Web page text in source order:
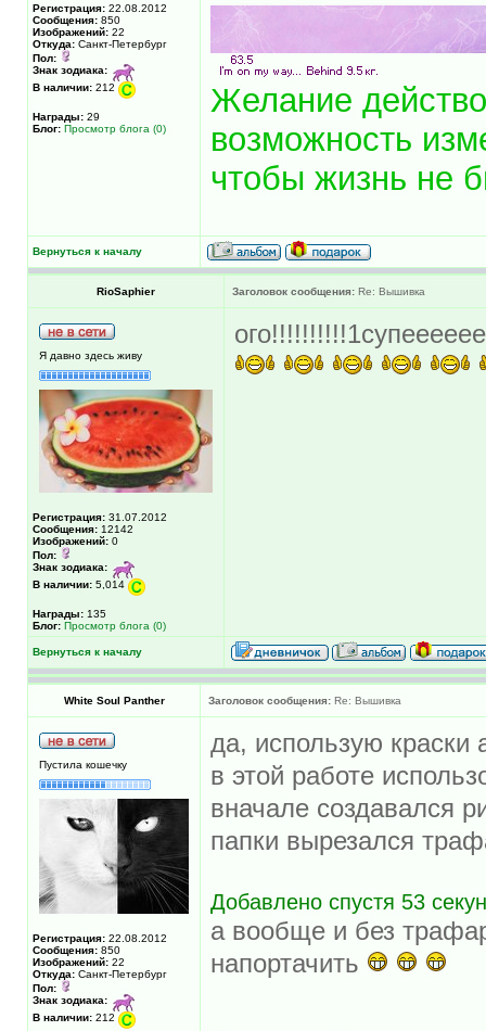
Регистрация: 22.08.2012
Сообщения: 850
Изображений: 22
Откуда: Санкт-Петербург
Пол:
Знак зодиака:
В наличии: 212
Награды: 29
Блог: Просмотр блога (0)
Желание
возможность
чтобы жизнь не
Вернуться к началу
RioSaphier Заголовок сообщения: Re: Вышивка
Я давно здесь живу
Регистрация: 31.07.2012
Сообщения: 12142
Изображений: 0
Пол:
Знак зодиака:
В наличии: 5,014
Награды: 135
Блог: Просмотр блога (0)
Вернуться к началу
White Soul Panther Заголовок сообщения: Re: Вышивка
Пустила кошечку
Регистрация: 22.08.2012
Сообщения: 850
Изображений: 22
Откуда: Санкт-Петербург
Пол:
Знак зодиака:
В наличии: 212
да, использую краски
в этой работе
вначале создавался
папки вырезался
Добавлено спустя 53
а вообще и без
напортачить